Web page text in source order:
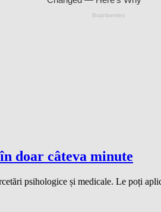
doar câteva minute
psihologice și medicale. Le poți